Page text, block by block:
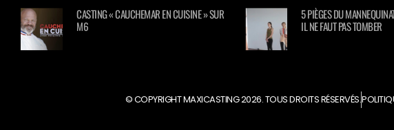
CASTING « CAUCHEMAR EN CUISINE » SUR
M6
5 PIÈGES DU
IL NE FAUT PAS TOMBER
© COPYRIGHT MAXICASTING 2026. TOUS DROITS RÉSERVÉS.